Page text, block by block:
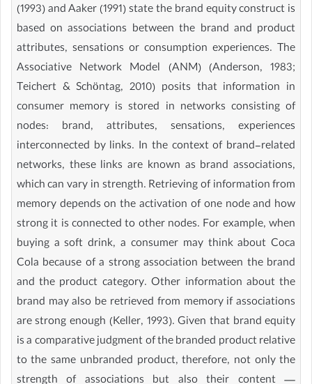
(1993) and Aaker (1991) state the brand equity construct is
based on associations between the brand and product
attributes, sensations or consumption experiences. The
Associative Network Model (ANM) (Anderson, 1983;
Teichert & Schöntag, 2010) posits that information in
consumer memory is stored in networks consisting of
nodes: brand, attributes, sensations, experiences
interconnected by links. In the context of brand-related
networks, these links are known as brand associations,
which can vary in strength. Retrieving of information from
memory depends on the activation of one node and how
strong it is connected to other nodes. For example, when
buying a soft drink, a consumer may think about Coca
Cola because of a strong association between the brand
and the product category. Other information about the
brand may also be retrieved from memory if associations
are strong enough (Keller, 1993). Given that brand equity
is a comparative judgment of the branded product relative
to the same unbranded product, therefore, not only the